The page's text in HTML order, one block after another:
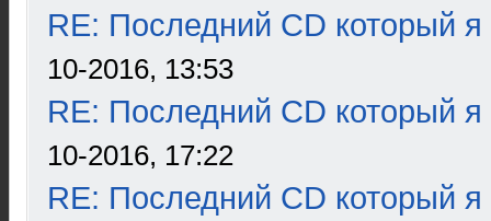
RE: Последний CD который я
10-2016, 13:53
RE: Последний CD который я
10-2016, 17:22
RE: Последний CD который я